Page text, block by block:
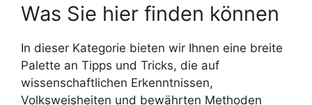
Was Sie hier finden können
In dieser Kategorie bieten wir Ihnen eine breite
Palette an Tipps und Tricks, die auf
wissenschaftlichen Erkenntnissen,
Volksweisheiten und bewährten Methoden